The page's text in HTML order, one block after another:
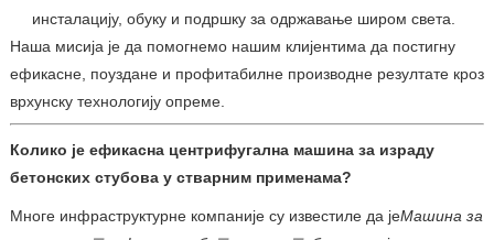
инсталацију, обуку и подршку за одржавање широм света.
Наша мисија је да помогнемо нашим клијентима да постигну
ефикасне, поуздане и профитабилне производне резултате кроз
врхунску технологију опреме.
Колико је ефикасна центрифугална машина за израду
бетонских стубова у стварним применама?
Многе инфраструктурне компаније су известиле да јеМашина за